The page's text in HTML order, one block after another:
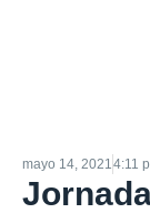
mayo 14, 20214:11